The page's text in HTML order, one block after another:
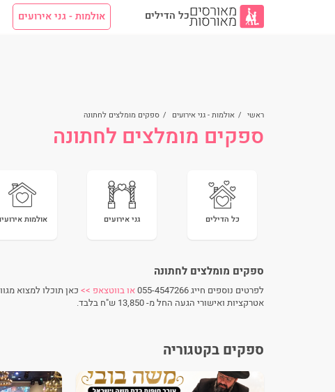
כל הדילים אולמות - גני אירועים
ראשי / אולמות - גני אירועים / ספקים מומלצים לחתונה
ספקים מומלצים לחתונה
כל הדילים גני אירועים אולמות
ספקים מומלצים לחתונה
לפרטים נוספים חייג 055-4547266 או בווטצאפ >> כאן תוכלו למצוא
אטרקציות ואישורי הגעה החל מ- 13,850 ש"ח בלבד.
ספקים בקטגוריה